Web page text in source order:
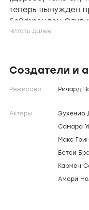
теперь вынужден
бойфрендом
неприятных
другой мир.
культур помогает
друга и
Создатели и
Режиссер Ричард
Актеры
Эухенио
Самара
Макс
Бетси
Кармен
Амори